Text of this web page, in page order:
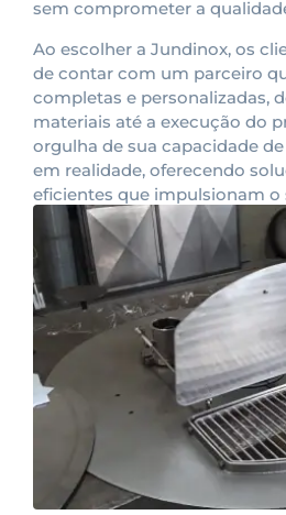
sem comprometer a
Ao escolher a Jundinox, os
de contar com um parceiro
completas e personalizadas,
materiais até a execução do
orgulha de sua capacidade
em realidade, oferecendo
eficientes que impulsionam o
clientes.